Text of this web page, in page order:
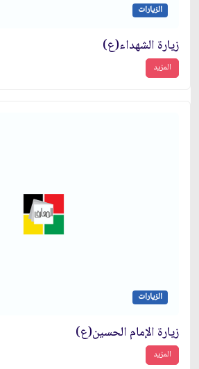
الزيارات
زيارة الشهداء(ع)
المزيد
الزيارات
زيارة الإمام الحسين(ع)
المزيد